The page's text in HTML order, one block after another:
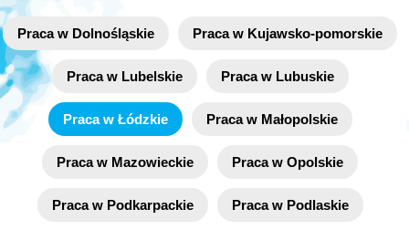
Praca w Dolnośląskie Praca w Kujawsko-pomorskie
Praca w Lubelskie Praca w Lubuskie
Praca w Łódzkie Praca w Małopolskie
Praca w Mazowieckie Praca w Opolskie
Praca w Podkarpackie Praca w Podlaskie